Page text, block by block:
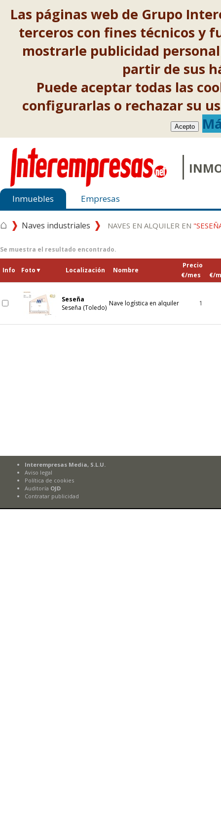
Las páginas web de Grupo
terceros con fines técnicos y
mostrarle publicidad
partir de sus
Puede aceptar todas las
configurarlas o rechazar su
Acepto
Inmuebles Empresas
⌂ Naves industriales NAVES EN ALQUILER EN
Se muestra el resultado encontrado.
Info Foto▼ Localización Nombre
Precio
€/mes
€/
Seseña
Seseña (Toledo)
Nave logística en alquiler 1
Interempresas Media, S.L.U.
Aviso legal
Política de cookies
Auditoría OJD
Contratar publicidad